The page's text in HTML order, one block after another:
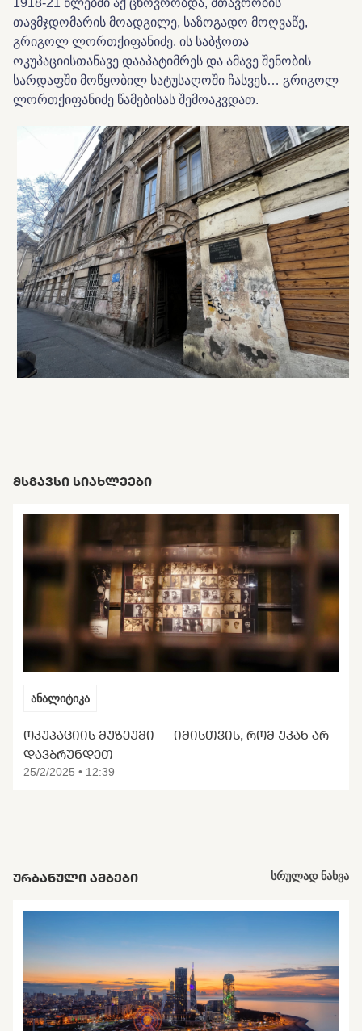
1918-21 წლებში აქ ცხოვრობდა, მთავრობის
თავმჯდომარის მოადგილე, საზოგადო მოღვაწე,
გრიგოლ ლორთქიფანიძე. ის საბჭოთა
ოკუპაციისთანავე დააპატიმრეს და ამავე შენობის
სარდაფში მოწყობილ სატუსაღოში ჩასვეს… გრიგოლ
ლორთქიფანიძე წამებისას შემოაკვდათ.
ᲛᲡᲒᲐᲕᲡᲘ ᲡᲘᲐᲮᲚᲔᲔᲑᲘ
ანალიტიკა
ᲝᲙᲣᲞᲐᲪᲘᲘᲡ ᲛᲣᲖᲔᲣᲛᲘ — ᲘᲛᲘᲡᲗᲕᲘᲡ, ᲠᲝᲛ ᲣᲙᲐᲜ ᲐᲠ
ᲓᲐᲕᲑᲠᲣᲜᲓᲔᲗ
25/2/2025 • 12:39
ᲣᲠᲑᲐᲜᲣᲚᲘ ᲐᲛᲑᲔᲑᲘ სრულად ნახვა